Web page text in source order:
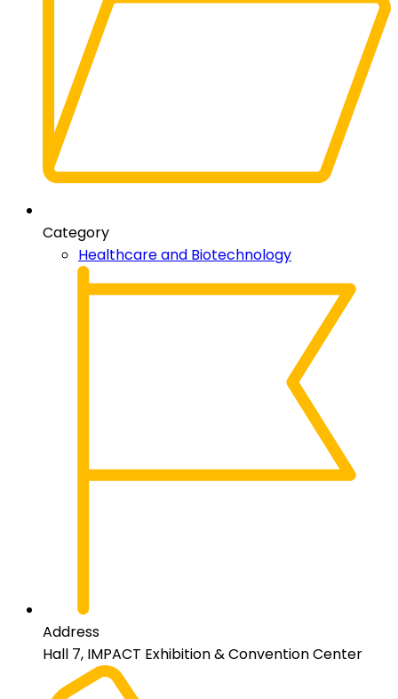
Category
Healthcare and Biotechnology
Address
Hall 7, IMPACT Exhibition & Convention Center